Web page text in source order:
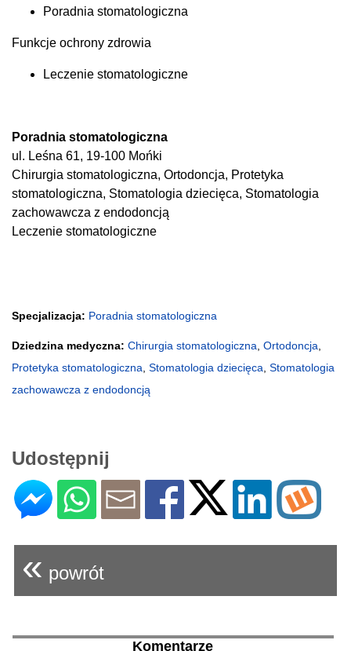
Poradnia stomatologiczna
Funkcje ochrony zdrowia
Leczenie stomatologiczne
Poradnia stomatologiczna
ul. Leśna 61, 19-100 Mońki
Chirurgia stomatologiczna, Ortodoncja, Protetyka
stomatologiczna, Stomatologia dziecięca, Stomatologia
zachowawcza z endodoncją
Leczenie stomatologiczne
Specjalizacja: Poradnia stomatologiczna
Dziedzina medyczna: Chirurgia stomatologiczna Ortodoncja
Protetyka stomatologiczna Stomatologia dziecięca Stomatologia
zachowawcza z endodoncją
Udostępnij
« powrót
Komentarze